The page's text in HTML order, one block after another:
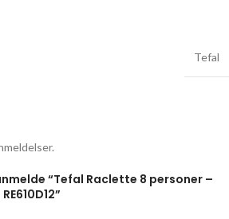
Tefal
“Tefal Raclette 8 personer –